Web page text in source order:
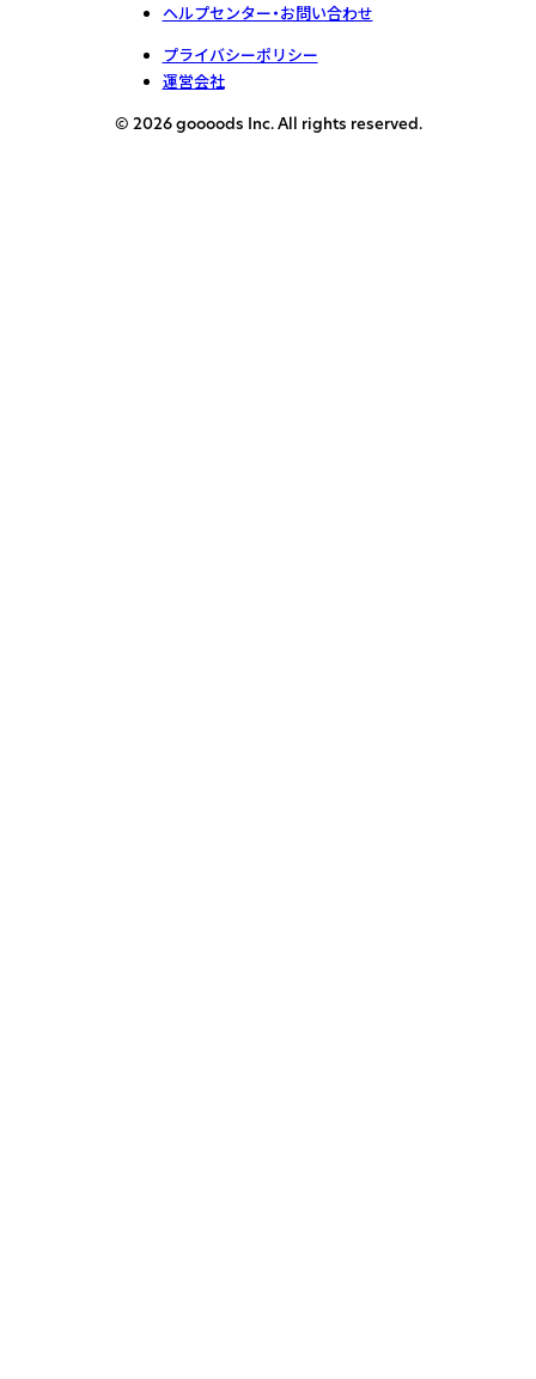
ヘルプセンター・お問い合わせ
プライバシーポリシー
運営会社
© 2026 goooods Inc. All rights reserved.